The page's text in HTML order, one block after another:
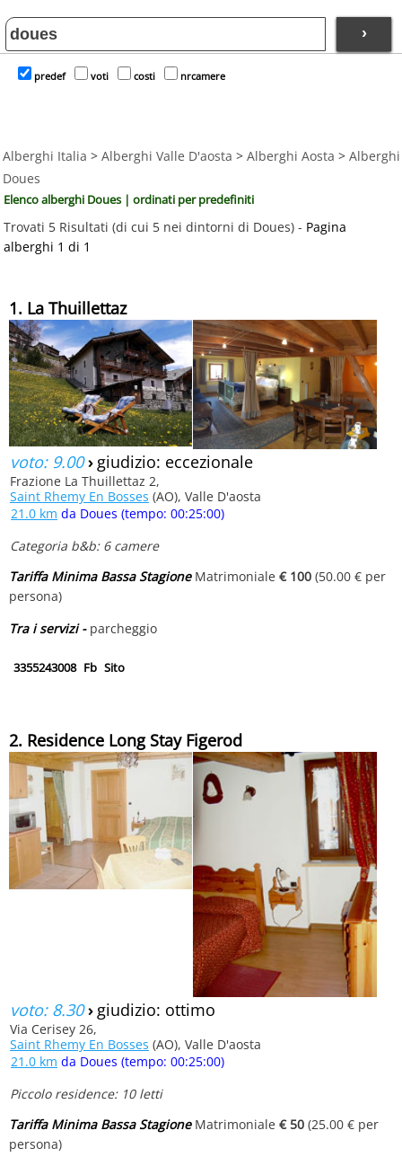
›
predef voti costi nrcamere
Alberghi Italia > Alberghi Valle D'aosta > Alberghi Aosta > Alberghi
Doues
Elenco alberghi Doues | ordinati per predefiniti
Trovati 5 Risultati (di cui 5 nei dintorni di Doues) - Pagina
alberghi 1 di 1
1. La Thuillettaz
voto: 9.00› giudizio: eccezionale
Frazione La Thuillettaz 2,
Saint Rhemy En Bosses (AO), Valle D'aosta
21.0 km da Doues (tempo: 00:25:00)
Categoria b&b: 6 camere
Tariffa Minima Bassa StagioneMatrimoniale € 100 (50.00 € per
persona)
Tra i servizi - parcheggio
3355243008 Fb Sito
2. Residence Long Stay Figerod
voto: 8.30› giudizio: ottimo
Via Cerisey 26,
Saint Rhemy En Bosses (AO), Valle D'aosta
21.0 km da Doues (tempo: 00:25:00)
Piccolo residence: 10 letti
Tariffa Minima Bassa StagioneMatrimoniale € 50 (25.00 € per
persona)